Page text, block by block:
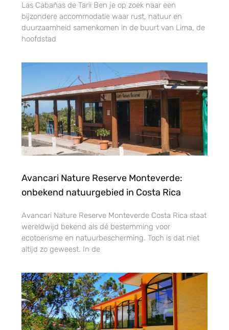
Las Cabañas de Tarii Ben je op zoek naar een
bijzondere accommodatie waar rust, natuur en
duurzaamheid samenkomen in de buurt van Lima, de
hoofdstad
Avancari Nature Reserve Monteverde:
onbekend natuurgebied in Costa Rica
Avancari Nature Reserve Monteverde Costa Rica staat
wereldwijd bekend als dé bestemming voor
ecotoerisme en natuurbescherming. Toch is dat niet
altijd zo geweest. In de